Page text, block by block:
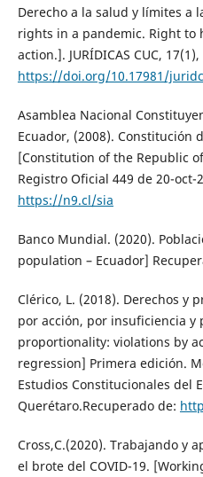
Derecho a la salud y límites a
rights in a pandemic. Right to
action.]. JURÍDICAS CUC,
https://doi.org/10.17981/
Asamblea Nacional
Ecuador, (2008). Constitución
[Constitution of the Republic
Registro Oficial 449 de 20-oct-
https://n9.cl/sia
Banco Mundial. (2020).
population – Ecuador]
Clérico, L. (2018). Derechos y
por acción, por insuficiencia
proportionality: violations by
regression] Primera edición.
Estudios Constitucionales del
Querétaro.Recuperado de:
Cross,C.(2020). Trabajando y
el brote del COVID-19.